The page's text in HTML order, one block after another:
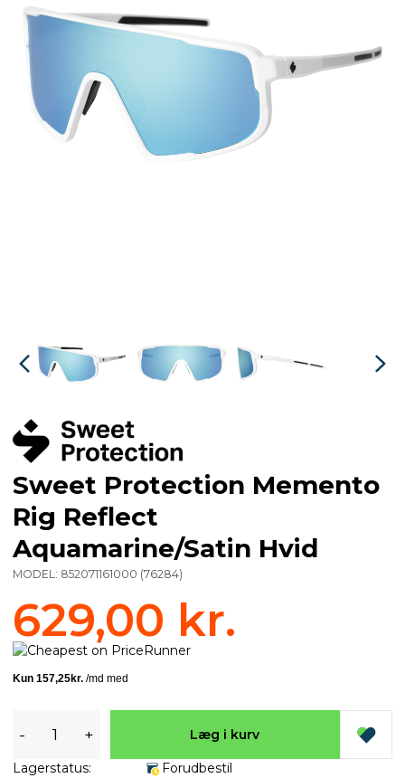
Sweet Protection Memento
Rig Reflect
Aquamarine/Satin Hvid
MODEL: 852071161000 (76284)
629,00 kr.
- + Læg i kurv
Lagerstatus:
Forudbestil